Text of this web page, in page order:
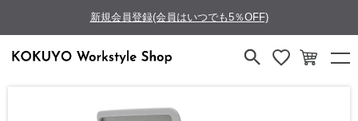
新規会員登録(会員はいつでも5％OFF)